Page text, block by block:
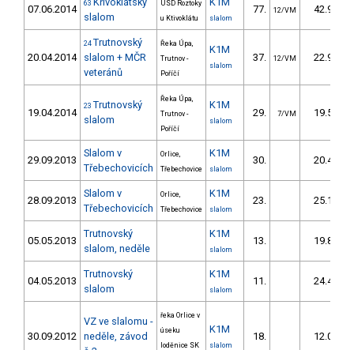
07.06.2014 63
slalom
USD Roztoky
u Ktivoklátu
slalom
77. 12/VM 42.90
20.04.2014
24 Trutnovský
slalom + MČR
veteránů
Řeka Úpa,
Trutnov -
Poříčí
K1M
slalom
37. 12/VM 22.90
19.04.2014
23 Trutnovský
slalom
Řeka Úpa,
Trutnov -
Poříčí
K1M
slalom
29. 7/VM 19.50
29.09.2013
Slalom v
Třebechovicích
Orlice,
Třebechovice
K1M
slalom
30. 20.40
28.09.2013
Slalom v
Třebechovicích
Orlice,
Třebechovice
K1M
slalom
23. 25.10
05.05.2013
Trutnovský
slalom, neděle
K1M
slalom
13. 19.80
04.05.2013
Trutnovský
slalom
K1M
slalom
11. 24.40
30.09.2012
VZ ve slalomu -
neděle, závod
řeka Orlice v
úseku
loděnice SK
K1M
slalom
18. 12.00